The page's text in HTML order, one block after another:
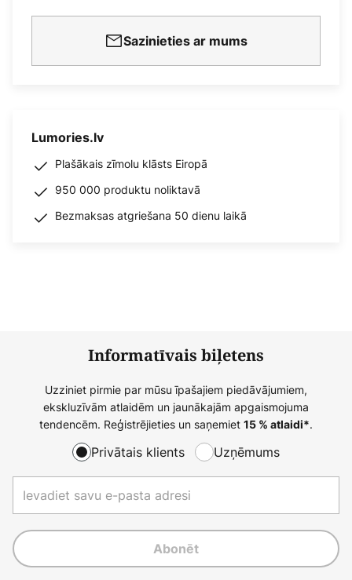
Sazinieties ar mums
Lumories.lv
Plašākais zīmolu klāsts Eiropā
950 000 produktu noliktavā
Bezmaksas atgriešana 50 dienu laikā
Informatīvais biļetens
Uzziniet pirmie par mūsu īpašajiem piedāvājumiem,
ekskluzīvām atlaidēm un jaunākajām apgaismojuma
tendencēm. Reģistrējieties un saņemiet 15 % atlaidi*.
Privātais klients Uzņēmums
Abonēt